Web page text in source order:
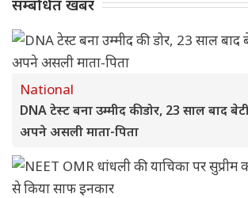
सम्बंधित खबर
National
DNA टेस्ट बना उम्मीद की डोर, 23 साल बाद
अपने असली माता-पिता